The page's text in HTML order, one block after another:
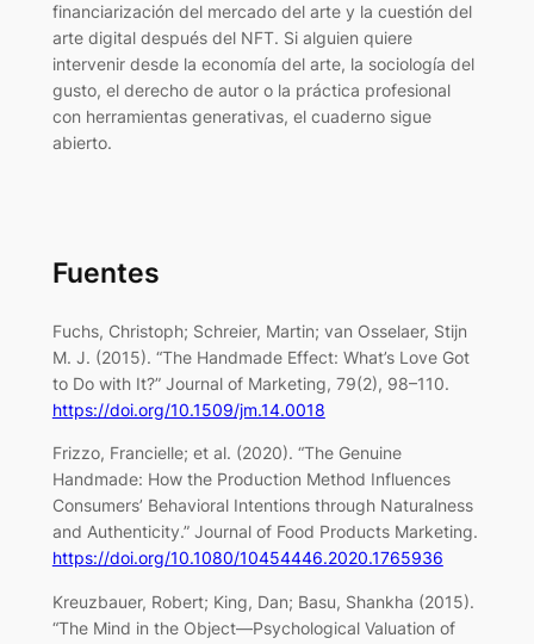
financiarización del mercado del arte y la cuestión del
arte digital después del NFT. Si alguien quiere
intervenir desde la economía del arte, la sociología del
gusto, el derecho de autor o la práctica profesional
con herramientas generativas, el cuaderno sigue
abierto.
Fuentes
Fuchs, Christoph; Schreier, Martin; van Osselaer, Stijn
M. J. (2015). “The Handmade Effect: What’s Love Got
to Do with It?” Journal of Marketing, 79(2), 98–110.
https://doi.org/10.1509/jm.14.0018
Frizzo, Francielle; et al. (2020). “The Genuine
Handmade: How the Production Method Influences
Consumers’ Behavioral Intentions through Naturalness
and Authenticity.” Journal of Food Products Marketing.
https://doi.org/10.1080/10454446.2020.1765936
Kreuzbauer, Robert; King, Dan; Basu, Shankha (2015).
“The Mind in the Object—Psychological Valuation of